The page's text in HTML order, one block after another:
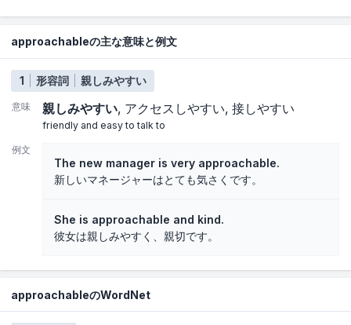
approachableの主な意味と例文
1 形容詞 親しみやすい
意味 親しみやすい アクセスしやすい 接しやすい
friendly and easy to talk to
例文
The new manager is very approachable.
新しいマネージャーはとても気さくです。
She is approachable and kind.
彼女は親しみやすく、親切です。
approachableのWordNet